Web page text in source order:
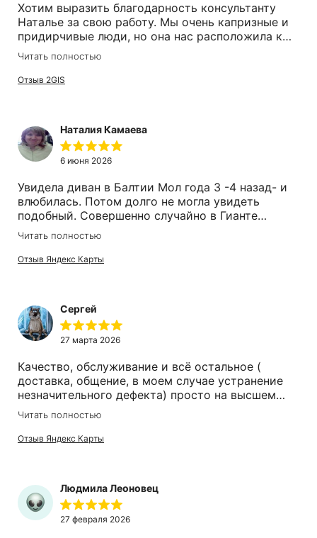
Хотим выразить благодарность консультанту
Наталье за свою работу. Мы очень капризные и
придирчивые люди, но она нас расположила к
себе, помогла подобрать нам диван,
порекомендовала ткань и цвета для нашего
интерьера. Сегодня мы его получили, доставка и
Читать полностью
Отзыв 2GIS
Наталия Камаева
6 июня 2026
Увидела диван в Балтии Мол года 3 -4 назад- и
влюбилась. Потом долго не могла увидеть
подобный. Совершенно случайно в Гианте
наткнулась на такой, и продавец Ирина, все
также внимательна и общительная. Все
рассказала, о кострукции. Купили.Доставка
Читать полностью
Отзыв Яндекс Карты
Сергей
27 марта 2026
Качество, обслуживание и всё остальное (
доставка, общение, в моем случае устранение
незначительного дефекта) просто на высшем
уровне. Очень долго искали качественный диван
реклайнер и нашли только здесь(Московский
прооспект). Спасибо за доставленное
Читать полностью
Отзыв Яндекс Карты
Людмила Леоновец
27 февраля 2026